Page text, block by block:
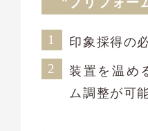
印象採得の
装置を温め
ム調整が可